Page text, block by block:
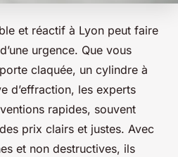
et réactif à Lyon peut faire
urgence. Que vous
claquée, un cylindre à
d’effraction, les experts
rapides, souvent
prix clairs et justes. Avec
et non destructives, ils